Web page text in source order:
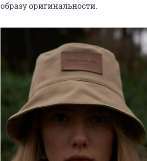
образу оригинальности.